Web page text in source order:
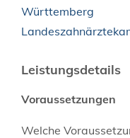
Württemberg
Leistungsdetails
Voraussetzungen
Welche